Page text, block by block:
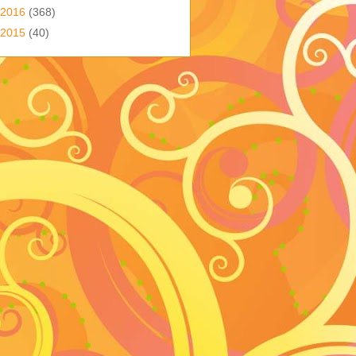
2016 (368)
2015 (40)